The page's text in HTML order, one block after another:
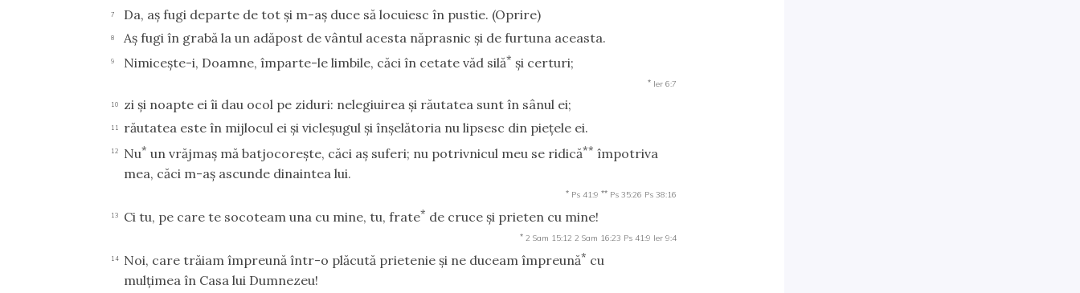
7 Da, aş fugi departe de tot şi m-aş duce să locuiesc în pustie. (Oprire)
8 Aş fugi în grabă la un adăpost de vântul acesta năprasnic şi de furtuna aceasta.
9 Nimiceşte-i, Doamne, împarte-le limbile, căci în cetate văd silă* şi certuri;
* Ier 6:7
10 zi şi noapte ei îi dau ocol pe ziduri: nelegiuirea şi răutatea sunt în sânul ei;
11 răutatea este în mijlocul ei şi vicleşugul şi înşelătoria nu lipsesc din pieţele ei.
12 Nu* un vrăjmaş mă batjocoreşte, căci aş suferi; nu potrivnicul meu se ridică** împotriva
mea, căci m-aş ascunde dinaintea lui.
* Ps 41:9 ** Ps 35:26 Ps 38:16
13 Ci tu, pe care te socoteam una cu mine, tu, frate* de cruce şi prieten cu mine!
* 2 Sam 15:12 2 Sam 16:23 Ps 41:9 Ier 9:4
14 Noi, care trăiam împreună într-o plăcută prietenie şi ne duceam împreună* cu
mulţimea în Casa lui Dumnezeu!